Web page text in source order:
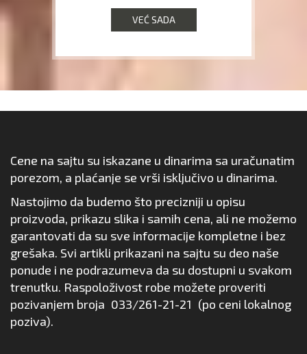
VEĆ SADA
Cene na sajtu su iskazane u dinarima sa uračunatim
porezom, a plaćanje se vrši isključivo u dinarima.
Nastojimo da budemo što precizniji u opisu
proizvoda, prikazu slika i samih cena, ali ne možemo
garantovati da su sve informacije kompletne i bez
grešaka. Svi artikli prikazani na sajtu su deo naše
ponude i ne podrazumeva da su dostupni u svakom
trenutku. Raspoloživost robe možete proveriti
pozivanjem broja 033/261-21-21 (po ceni lokalnog
poziva).